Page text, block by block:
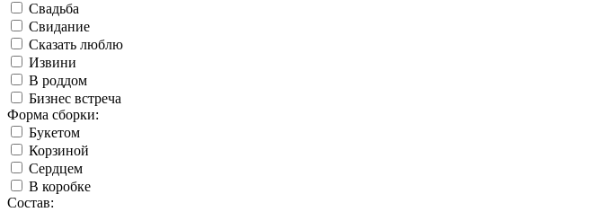
Свадьба
Свидание
Сказать люблю
Извини
В роддом
Бизнес встреча
Форма сборки:
Букетом
Корзиной
Сердцем
В коробке
Состав: